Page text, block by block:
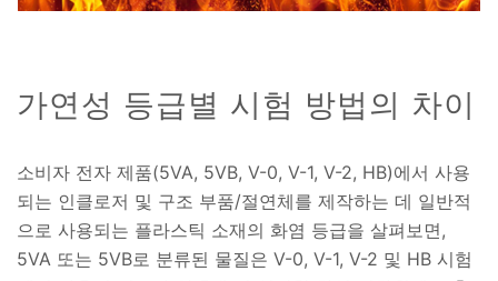
가연성 등급별 시험 방법의 차이
소비자 전자 제품(5VA, 5VB, V-0, V-1, V-2, HB)에서 사용
되는 인클로저 및 구조 부품/절연체를 제작하는 데 일반적
으로 사용되는 플라스틱 소재의 화염 등급을 살펴보면,
5VA 또는 5VB로 분류된 물질은 V-0, V-1, V-2 및 HB 시험